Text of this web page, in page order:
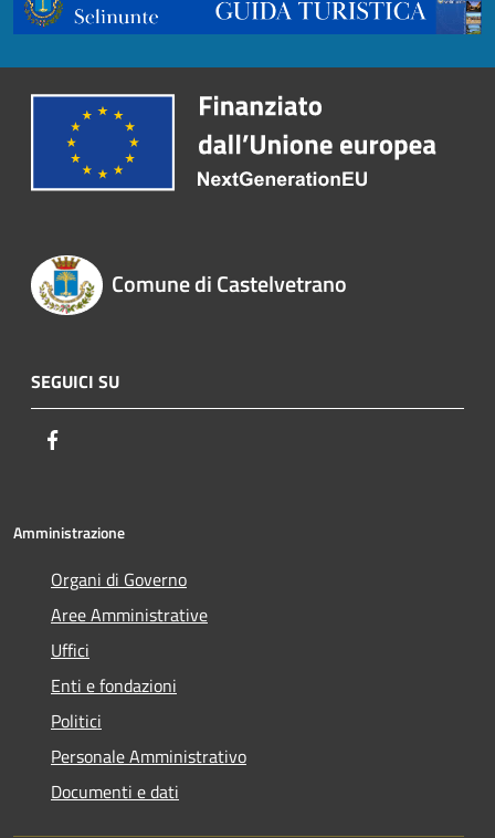
Comune di Castelvetrano
SEGUICI SU
Amministrazione
Organi di Governo
Aree Amministrative
Uffici
Enti e fondazioni
Politici
Personale Amministrativo
Documenti e dati